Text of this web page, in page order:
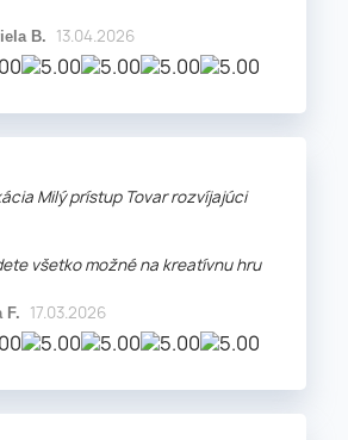
B. 13.04.2026
Milý prístup Tovar rozvíjajúci
všetko možné na kreatívnu hru
F. 17.03.2026